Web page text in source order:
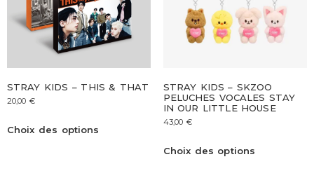
STRAY KIDS – THIS & THAT
20,00 €
Choix des options
STRAY KIDS – SKZOO
PELUCHES VOCALES STAY
IN OUR LITTLE HOUSE
43,00 €
Choix des options